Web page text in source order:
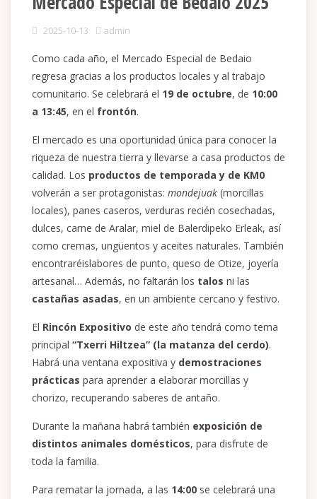
2025-10-13 admin
Como cada año, el Mercado Especial de Bedaio
regresa gracias a los productos locales y al trabajo
comunitario. Se celebrará el 19 de octubre, de 10:00
a 13:45, en el frontón.
El mercado es una oportunidad única para conocer la
riqueza de nuestra tierra y llevarse a casa productos de
calidad. Los productos de temporada y de KM0
volverán a ser protagonistas: mondejuak (morcillas
locales), panes caseros, verduras recién cosechadas,
dulces, carne de Aralar, miel de Balerdipeko Erleak, así
como cremas, ungüentos y aceites naturales. También
encontraréislabores de punto, queso de Otize, joyería
artesanal… Además, no faltarán los talos ni las
castañas asadas, en un ambiente cercano y festivo.
El Rincón Expositivo de este año tendrá como tema
principal “Txerri Hiltzea” (la matanza del cerdo).
Habrá una ventana expositiva y demostraciones
prácticas para aprender a elaborar morcillas y
chorizo, recuperando saberes de antaño.
Durante la mañana habrá también exposición de
distintos animales domésticos, para disfrute de
toda la familia.
Para rematar la jornada, a las 14:00 se celebrará una